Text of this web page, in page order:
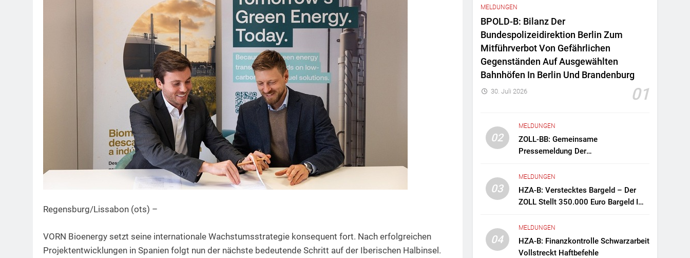
Regensburg/Lissabon (ots) –
VORN Bioenergy setzt seine internationale Wachstumsstrategie konsequent fort. Nach erfolgreichen
Projektentwicklungen in Spanien folgt nun der nächste bedeutende Schritt auf der Iberischen Halbinsel.
MELDUNGEN
BPOLD-B: Bilanz Der
Bundespolizeidirektion Berlin Zum
Mitführverbot Von Gefährlichen
Gegenständen Auf Ausgewählten
Bahnhöfen In Berlin Und Brandenburg
01
30. Juli 2026
02
MELDUNGEN
ZOLL-BB: Gemeinsame
Pressemeldung Der
Zollfahndungsamtes Berlin-
Brandenburg Zollfahndung Hebt
Mutmaßliches Drogenlabor Aus
03
MELDUNGEN
HZA-B: Verstecktes Bargeld – Der
ZOLL Stellt 350.000 Euro Bargeld Im
04
MELDUNGEN
HZA-B: Finanzkontrolle Schwarzarbeit
Vollstreckt Haftbefehle